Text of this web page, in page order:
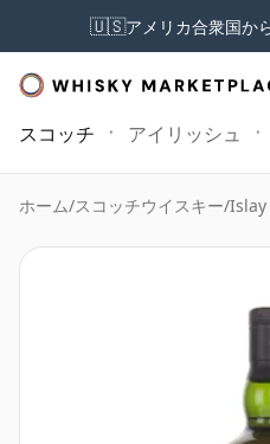
🇺🇸アメリカ合衆国か
スコッチ アイリッシュ
ホーム/スコッチウイスキー/Islay